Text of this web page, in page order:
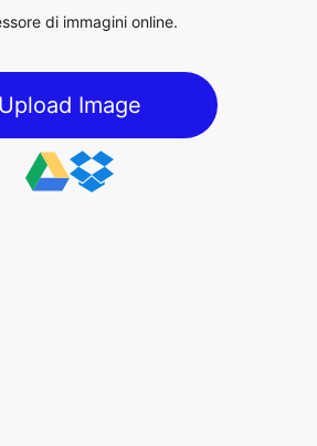
Image
compressione delle immagini in 228kb
immagini mantenendone la qualità.
le immagini da comprimere